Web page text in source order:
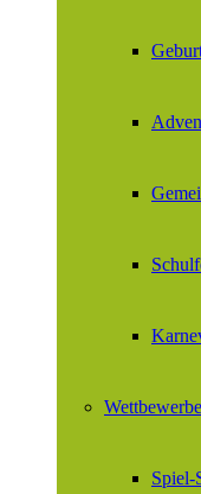
Wettbewerbe
Spiel-